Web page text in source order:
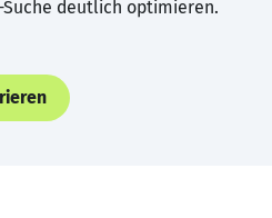
deutlich optimieren.